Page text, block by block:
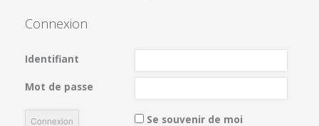
Connexion
Identifiant
Mot de passe
Se souvenir de moi